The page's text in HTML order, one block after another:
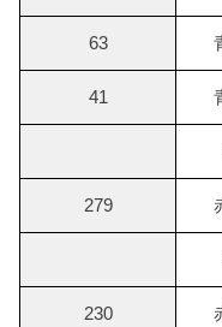
63
41
279
230